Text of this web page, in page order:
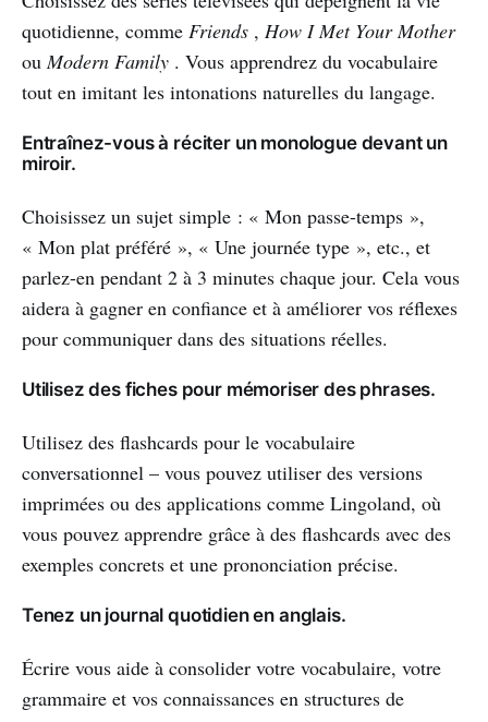
quotidienne, comme Friends , How I Met Your Mother
ou Modern Family . Vous apprendrez du vocabulaire
tout en imitant les intonations naturelles du langage.
Entraînez-vous à réciter un monologue devant un
miroir.
Choisissez un sujet simple : « Mon passe-temps »,
« Mon plat préféré », « Une journée type », etc., et
parlez-en pendant 2 à 3 minutes chaque jour. Cela vous
aidera à gagner en confiance et à améliorer vos réflexes
pour communiquer dans des situations réelles.
Utilisez des fiches pour mémoriser des phrases.
Utilisez des flashcards pour le vocabulaire
conversationnel – vous pouvez utiliser des versions
imprimées ou des applications comme Lingoland, où
vous pouvez apprendre grâce à des flashcards avec des
exemples concrets et une prononciation précise.
Tenez un journal quotidien en anglais.
Écrire vous aide à consolider votre vocabulaire, votre
grammaire et vos connaissances en structures de